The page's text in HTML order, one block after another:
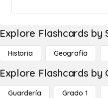
Explore Flashcards by
Historia Geografía
Explore Flashcards by
Guardería Grado 1